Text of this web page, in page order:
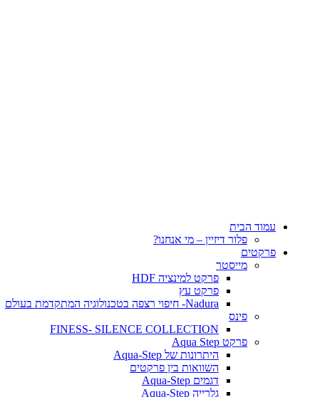
עמוד הבית
פלור דיזיין – מי אנחנו?
פרקטים
מייסטר
פרקט למינציה HDF
פרקט עץ
Nadura- חיפוי רצפה בטכנולוגיה המתקדמת בעולם
פינס
FINESS- SILENCE COLLECTION
פרקט Aqua Step
היתרונות של Aqua-Step
השוואות בין פרקטים
דגמים Aqua-Step
גלרייה Aqua-Step